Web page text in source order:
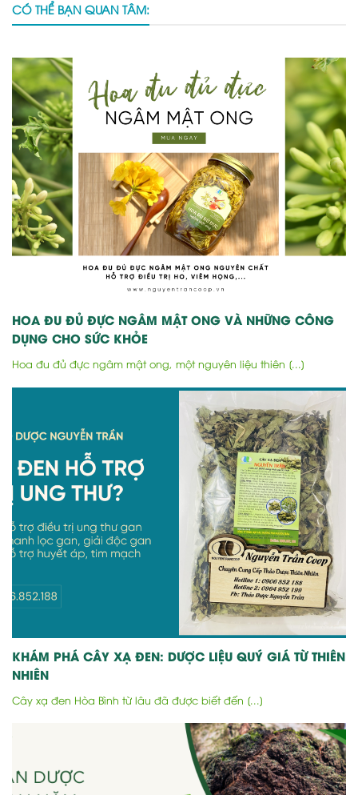
CÓ THỂ BẠN QUAN TÂM:
HOA ĐU ĐỦ ĐỰC NGÂM MẬT ONG VÀ NHỮNG CÔNG
DỤNG CHO SỨC KHỎE
Hoa đu đủ đực ngâm mật ong, một nguyên liệu thiên [...]
KHÁM PHÁ CÂY XẠ ĐEN: DƯỢC LIỆU QUÝ GIÁ TỪ THIÊN
NHIÊN
Cây xạ đen Hòa Bình từ lâu đã được biết đến [...]